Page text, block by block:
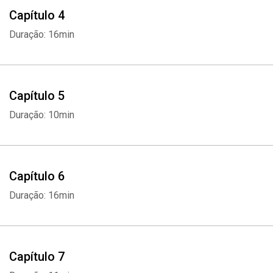
Capítulo 4
Duração: 16min
Capítulo 5
Duração: 10min
Capítulo 6
Duração: 16min
Capítulo 7